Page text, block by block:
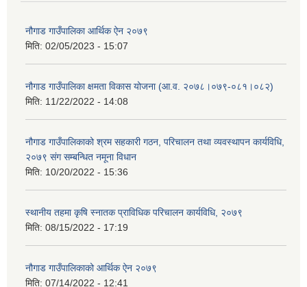
नौगाड गाउँपालिका आर्थिक ऐन २०७९
मिति: 02/05/2023 - 15:07
नौगाड गाउँपालिका क्षमता विकास योजना (आ.व. २०७८।०७९-०८१।०८२)
मिति: 11/22/2022 - 14:08
नौगाड गाउँपालिकाको श्रम सहकारी गठन, परिचालन तथा व्यवस्थापन कार्यविधि,
२०७९ संग सम्बन्धित नमूना विधान
मिति: 10/20/2022 - 15:36
स्थानीय तहमा कृषि स्नातक प्राविधिक परिचालन कार्यविधि, २०७९
मिति: 08/15/2022 - 17:19
नौगाड गाउँपालिकाको आर्थिक ऐन २०७९
मिति: 07/14/2022 - 12:41